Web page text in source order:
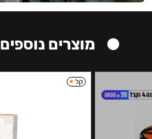
מוצרים נוספים
קל